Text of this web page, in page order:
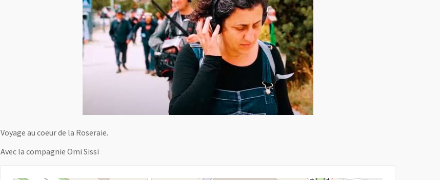
Voyage au coeur de la Roseraie.
Avec la compagnie Omi Sissi